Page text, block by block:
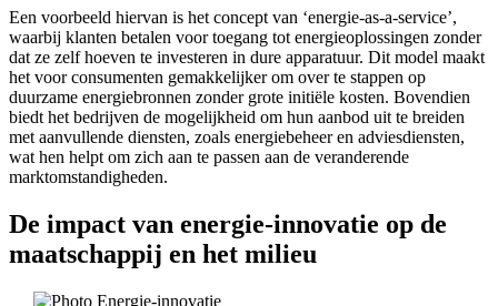
Een voorbeeld hiervan is het concept van ‘energie-as-a-service’,
waarbij klanten betalen voor toegang tot energieoplossingen zonder
dat ze zelf hoeven te investeren in dure apparatuur. Dit model maakt
het voor consumenten gemakkelijker om over te stappen op
duurzame energiebronnen zonder grote initiële kosten. Bovendien
biedt het bedrijven de mogelijkheid om hun aanbod uit te breiden
met aanvullende diensten, zoals energiebeheer en adviesdiensten,
wat hen helpt om zich aan te passen aan de veranderende
marktomstandigheden.
De impact van energie-innovatie op de
maatschappij en het milieu